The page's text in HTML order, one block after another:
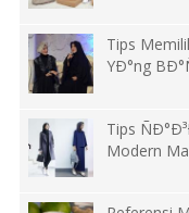
Tips
YÐ°ng
Tips
Modern